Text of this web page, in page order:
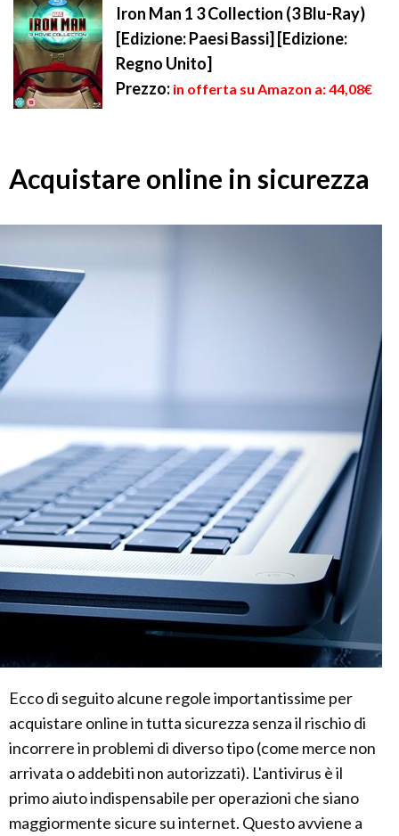
Iron Man 1 3 Collection (3 Blu-Ray)
[Edizione: Paesi Bassi] [Edizione:
Regno Unito]
Prezzo: in offerta su Amazon a: 44,08€
Acquistare online in sicurezza
Ecco di seguito alcune regole importantissime per
acquistare online in tutta sicurezza senza il rischio di
incorrere in problemi di diverso tipo (come merce non
arrivata o addebiti non autorizzati). L'antivirus è il
primo aiuto indispensabile per operazioni che siano
maggiormente sicure su internet. Questo avviene a